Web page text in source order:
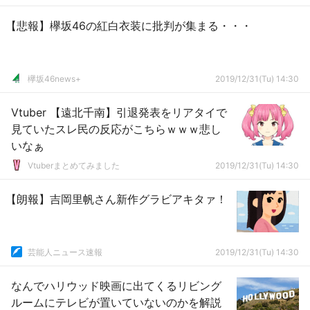
【悲報】欅坂46の紅白衣装に批判が集まる・・・
欅坂46news+ 2019/12/31(Tu) 14:30
Vtuber 【遠北千南】引退発表をリアタイで
見ていたスレ民の反応がこちらｗｗｗ悲し
いなぁ
Vtuberまとめてみました 2019/12/31(Tu) 14:30
【朗報】吉岡里帆さん新作グラビアキタァ！
芸能人ニュース速報 2019/12/31(Tu) 14:30
なんでハリウッド映画に出てくるリビング
ルームにテレビが置いていないのかを解説